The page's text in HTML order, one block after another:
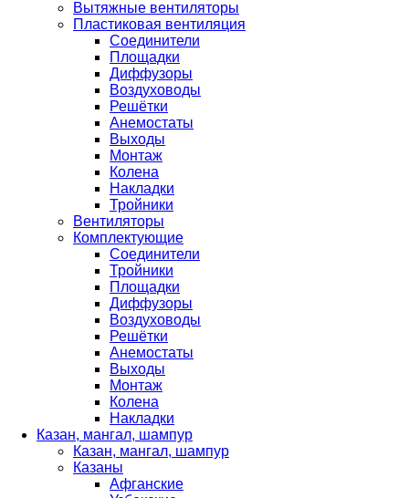
Вытяжные вентиляторы
Пластиковая вентиляция
Соединители
Площадки
Диффузоры
Воздуховоды
Решётки
Анемостаты
Выходы
Монтаж
Колена
Накладки
Тройники
Вентиляторы
Комплектующие
Соединители
Тройники
Площадки
Диффузоры
Воздуховоды
Решётки
Анемостаты
Выходы
Монтаж
Колена
Накладки
Казан, мангал, шампур
Казан, мангал, шампур
Казаны
Афганские